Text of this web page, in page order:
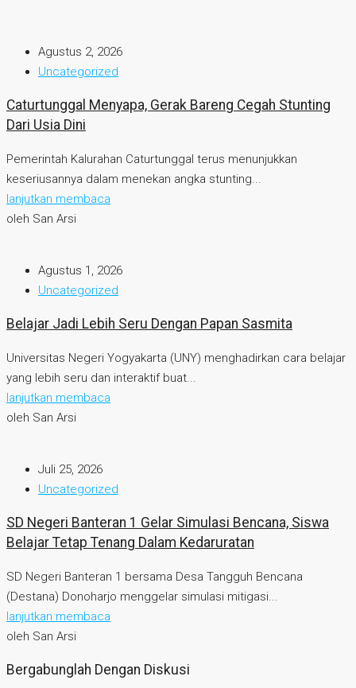
Agustus 2, 2026
Uncategorized
Caturtunggal Menyapa, Gerak Bareng Cegah Stunting
Dari Usia Dini
Pemerintah Kalurahan Caturtunggal terus menunjukkan
keseriusannya dalam menekan angka stunting...
lanjutkan membaca
oleh San Arsi
Agustus 1, 2026
Uncategorized
Belajar Jadi Lebih Seru Dengan Papan Sasmita
Universitas Negeri Yogyakarta (UNY) menghadirkan cara belajar
yang lebih seru dan interaktif buat...
lanjutkan membaca
oleh San Arsi
Juli 25, 2026
Uncategorized
SD Negeri Banteran 1 Gelar Simulasi Bencana, Siswa
Belajar Tetap Tenang Dalam Kedaruratan
SD Negeri Banteran 1 bersama Desa Tangguh Bencana
(Destana) Donoharjo menggelar simulasi mitigasi...
lanjutkan membaca
oleh San Arsi
Bergabunglah Dengan Diskusi